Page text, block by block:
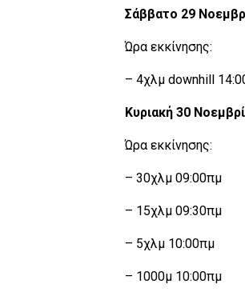
Σάββατο 29
Ώρα εκκίνησης:
– 4χλμ downhill
Κυριακή 30
Ώρα εκκίνησης:
– 30χλμ 09:00πμ
– 15χλμ 09:30πμ
– 5χλμ 10:00πμ
– 1000μ 10:00πμ